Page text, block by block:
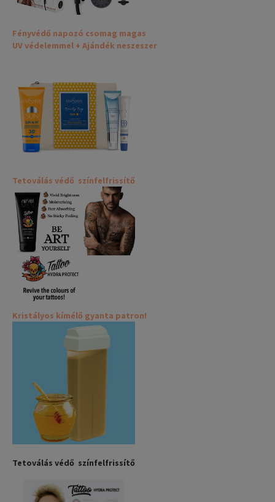
Fényvédő napozó csomag magas
UV védelemmel + Ajándék neszeszer
Tetoválás védő színfelfrissítő
Kristályos kímélő gyanta patron!
Tetoválás védő színfelfrissítő